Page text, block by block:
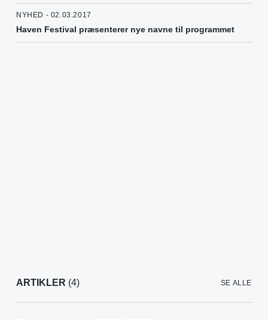
NYHED - 02.03.2017
Haven Festival præsenterer nye navne til programmet
ARTIKLER (4) SE ALLE